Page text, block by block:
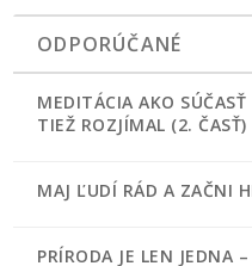
ODPORÚČANÉ
MEDITÁCIA AKO SÚČASŤ
TIEŽ ROZJÍMAL (2. ČASŤ)
MAJ ĽUDÍ RÁD A ZAČNI
PRÍRODA JE LEN JEDNA